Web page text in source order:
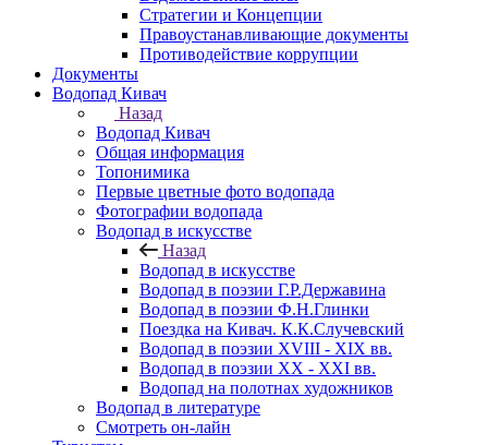
Стратегии и Концепции
Правоустанавливающие документы
Противодействие коррупции
Документы
Водопад Кивач
Назад
Водопад Кивач
Общая информация
Топонимика
Первые цветные фото водопада
Фотографии водопада
Водопад в искусстве
Назад
Водопад в искусстве
Водопад в поэзии Г.Р.Державина
Водопад в поэзии Ф.Н.Глинки
Поездка на Кивач. К.К.Случевский
Водопад в поэзии XVIII - XIX вв.
Водопад в поэзии XX - XXI вв.
Водопад на полотнах художников
Водопад в литературе
Смотреть он-лайн